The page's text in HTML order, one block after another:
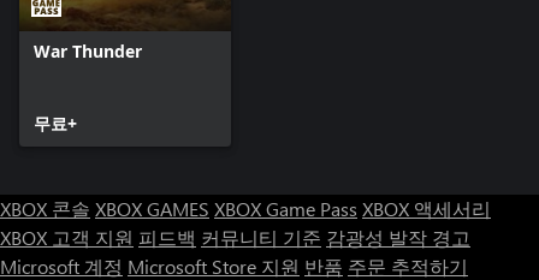
War Thunder
무료+
XBOX 콘솔 XBOX GAMES XBOX Game Pass XBOX 액세서리
XBOX 고객 지원 피드백 커뮤니티 기준 감광성 발작 경고
Microsoft 계정 Microsoft Store 지원 반품 주문 추적하기